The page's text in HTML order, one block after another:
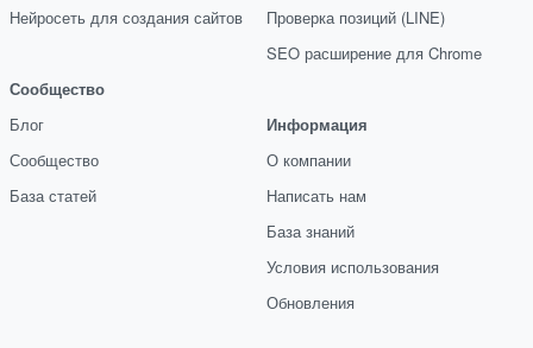
Нейросеть для создания сайтов
Сообщество
Блог
Сообщество
База статей
Проверка позиций (LINE)
SEO расширение для Chrome
Информация
О компании
Написать нам
База знаний
Условия использования
Обновления